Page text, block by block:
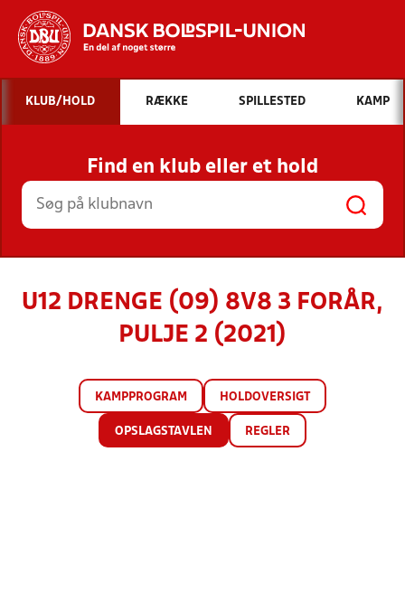
Hvad vil du søge efter?
INDHOLD OG NYHEDER
STILLINGER, RESULTATER, KLUBBER OG
HOLD
KLUB/HOLD RÆKKE SPILLESTED KAMP
Find en klub eller et hold
U12 DRENGE (09) 8V8 3 FORÅR,
PULJE 2 (2021)
KAMPPROGRAM HOLDOVERSIGT
OPSLAGSTAVLEN REGLER